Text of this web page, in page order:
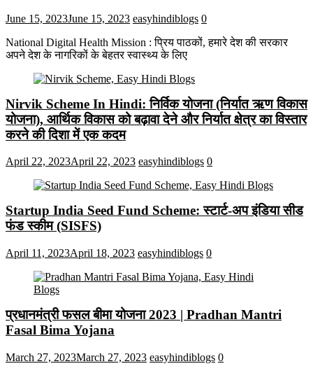
June 15, 2023June 15, 2023 easyhindiblogs 0
National Digital Health Mission : प्रिय पाठकों, हमारे देश की सरकार
अपने देश के नागरिकों के बेहतर स्वास्थ्य के लिए
Nirvik Scheme In Hindi: निर्विक योजना (निर्यात ऋण विकास
योजना), आर्थिक विकास को बढ़ावा देने और निर्यात क्षेत्र का विस्तार
करने की दिशा में एक कदम
April 22, 2023April 22, 2023 easyhindiblogs 0
Startup India Seed Fund Scheme: स्टार्ट-अप इंडिया सीड
फंड स्कीम (SISFS)
April 11, 2023April 18, 2023 easyhindiblogs 0
प्रधानमंत्री फसल बीमा योजना 2023 | Pradhan Mantri
Fasal Bima Yojana
March 27, 2023March 27, 2023 easyhindiblogs 0